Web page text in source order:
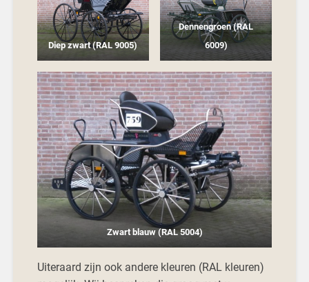
Diep zwart (RAL 9005)
Dennengroen (RAL
6009)
Zwart blauw (RAL 5004)
Uiteraard zijn ook andere kleuren (RAL kleuren)